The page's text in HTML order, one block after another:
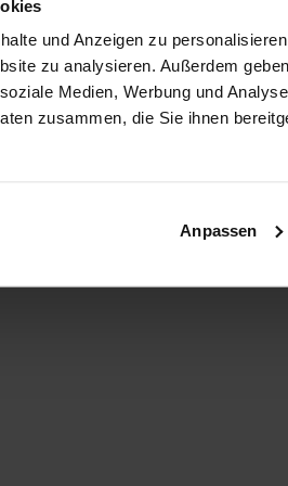
und Anzeigen zu
zu analysieren. Außerdem
Medien, Werbung und
zusammen, die Sie ihnen
Anpassen
has occurred while loading